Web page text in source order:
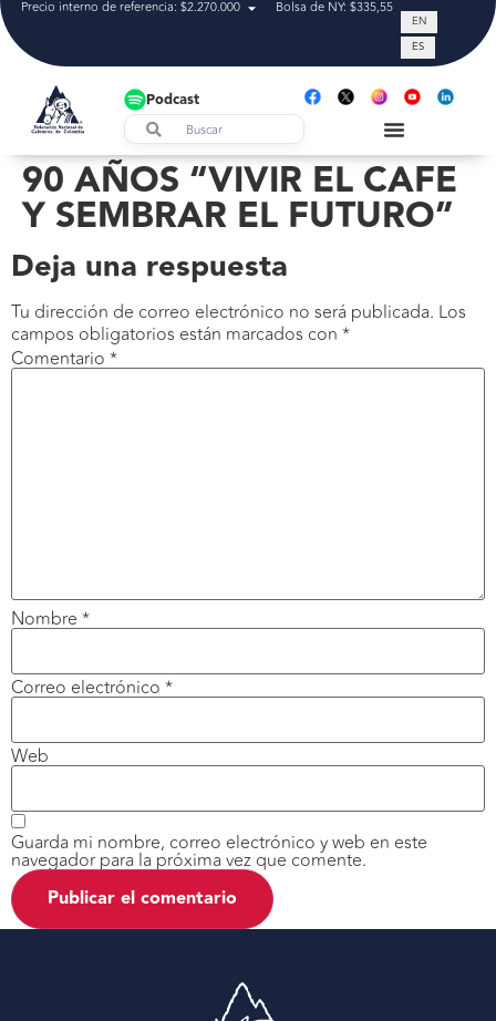
Precio interno de referencia: $2.270.000 Bolsa de NY: $335,55 Tasa de
EN
ES
Podcast
90 AÑOS “VIVIR EL CAFE
Y SEMBRAR EL FUTURO”
Deja una respuesta
Tu dirección de correo electrónico no será publicada. Los
campos obligatorios están marcados con *
Comentario *
Nombre *
Correo electrónico *
Web
Guarda mi nombre, correo electrónico y web en este
navegador para la próxima vez que comente.